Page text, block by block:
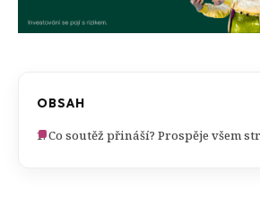
OBSAH
Co soutěž přináší? Prospěje všem